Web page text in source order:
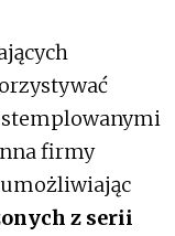
firmy
umożliwiając
z serii